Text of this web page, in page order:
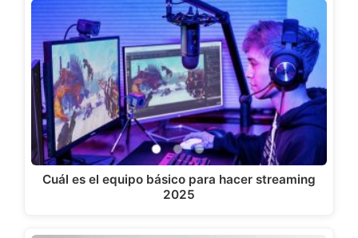
Cuál es el equipo básico para hacer streaming
2025